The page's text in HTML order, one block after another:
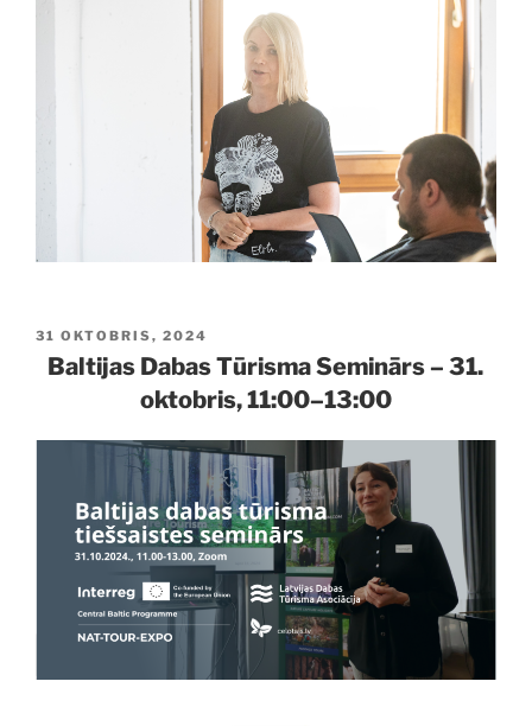
PUBLICĒTS
31 OKTOBRIS, 2024
Baltijas Dabas Tūrisma Seminārs – 31.
oktobris, 11:00–13:00